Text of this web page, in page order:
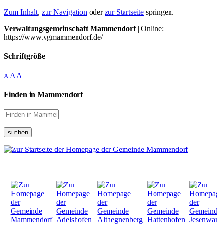
Zum Inhalt, zur Navigation oderzur Startseite springen.
Verwaltungsgemeinschaft Mammendorf| Online:
https://www.vgmammendorf.de/
Schriftgröße
A A A
Finden in Mammendorf
suchen